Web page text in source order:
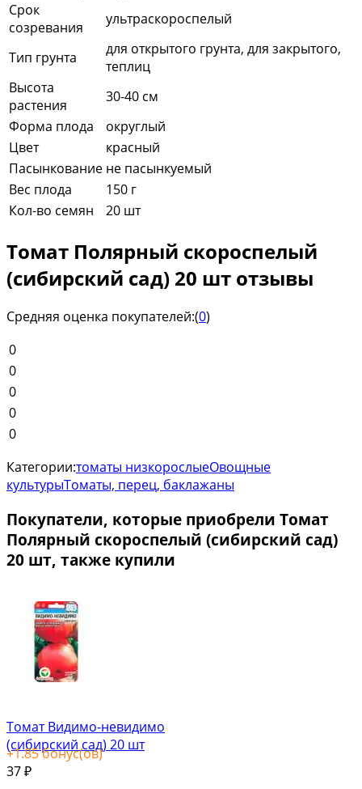
Срок
созревания
ультраскороспелый
Тип грунта
для открытого грунта, для закрытого,
теплиц
Высота
растения
30-40 см
Форма плода
округлый
Цвет
красный
Пасынкование не пасынкуемый
Вес плода
150 г
Кол-во семян
20 шт
Томат Полярный скороспелый
(сибирский сад) 20 шт отзывы
Средняя оценка покупателей:(0)
0
0
0
0
0
Категории:томаты низкорослыеОвощные
культурыТоматы, перец, баклажаны
Покупатели, которые приобрели Томат
Полярный скороспелый (сибирский сад)
20 шт, также купили
Томат Видимо-невидимо
(сибирский сад) 20 шт
+1.85бонус(ов)
37 ₽